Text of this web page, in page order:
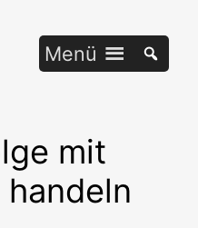
Menü
mit